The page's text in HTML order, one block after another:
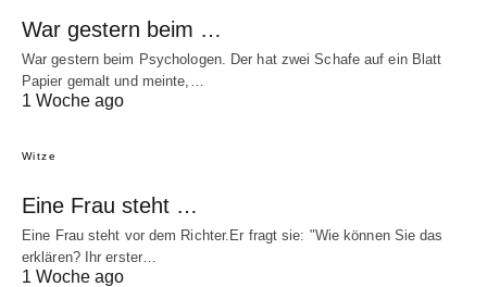
War gestern beim …
War gestern beim Psychologen. Der hat zwei Schafe auf ein Blatt
Papier gemalt und meinte,…
1 Woche ago
Witze
Eine Frau steht …
Eine Frau steht vor dem Richter.Er fragt sie: "Wie können Sie das
erklären? Ihr erster…
1 Woche ago